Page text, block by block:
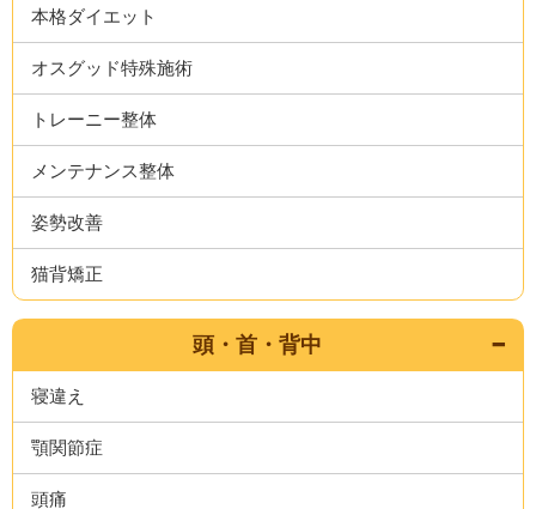
本格ダイエット
オスグッド特殊施術
トレーニー整体
メンテナンス整体
姿勢改善
猫背矯正
頭・首・背中
寝違え
顎関節症
頭痛